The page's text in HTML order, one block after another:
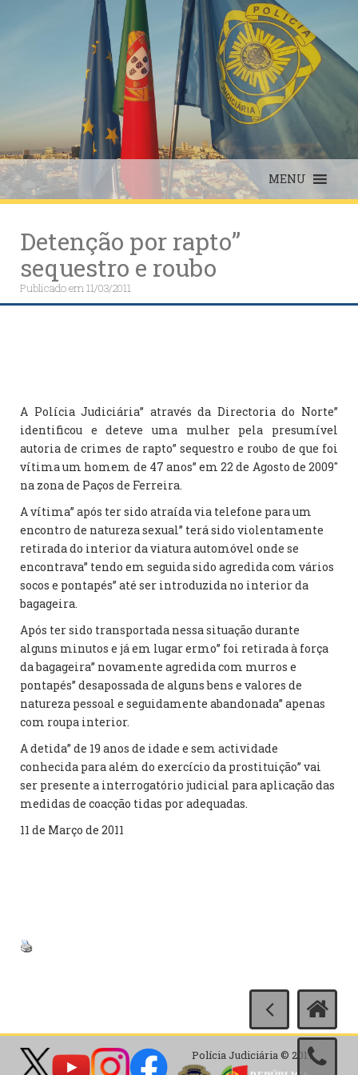
MENU
Detenção por rapto”
sequestro e roubo
Publicado em11/03/2011
A Polícia Judiciária” através da Directoria do Norte”
identificou e deteve uma mulher pela presumível
autoria de crimes de rapto” sequestro e roubo de que foi
vítima um homem de 47 anos” em 22 de Agosto de 2009″
na zona de Paços de Ferreira.
A vítima” após ter sido atraída via telefone para um
encontro de natureza sexual” terá sido violentamente
retirada do interior da viatura automóvel onde se
encontrava” tendo em seguida sido agredida com vários
socos e pontapés” até ser introduzida no interior da
bagageira.
Após ter sido transportada nessa situação durante
alguns minutos e já em lugar ermo” foi retirada à força
da bagageira” novamente agredida com murros e
pontapés” desapossada de alguns bens e valores de
natureza pessoal e seguidamente abandonada” apenas
com roupa interior.
A detida” de 19 anos de idade e sem actividade
conhecida para além do exercício da prostituição” vai
ser presente a interrogatório judicial para aplicação das
medidas de coacção tidas por adequadas.
11 de Março de 2011
Polícia Judiciária © 2017